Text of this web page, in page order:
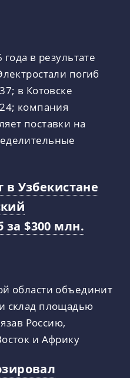
в результате
погиб
в Котовске
компания
поставки на
в Узбекистане
за $300 млн.
области объединит
склад площадью
Россию,
и Африку